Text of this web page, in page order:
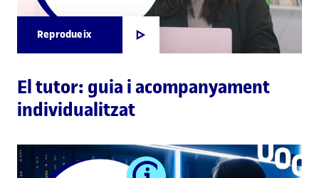
Reprodueix
El tutor: guia i acompanyament
individualitzat